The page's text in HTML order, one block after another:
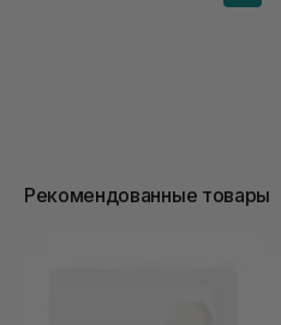
Рекомендованные товары